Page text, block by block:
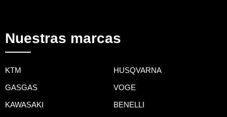
Nuestras marcas
KTM HUSQVARNA
GASGAS VOGE
KAWASAKI BENELLI